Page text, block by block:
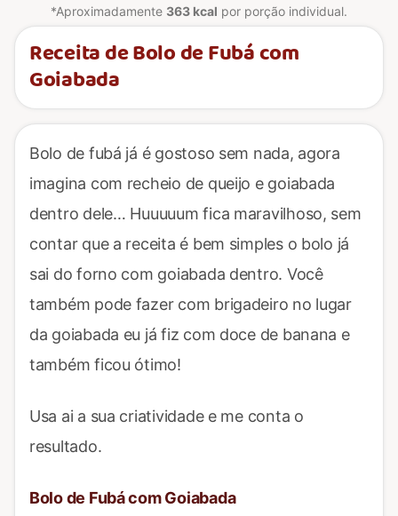
*Aproximadamente 363 kcal por porção individual.
Receita de Bolo de Fubá com
Goiabada
Bolo de fubá já é gostoso sem nada, agora
imagina com recheio de queijo e goiabada
dentro dele… Huuuuum fica maravilhoso, sem
contar que a receita é bem simples o bolo já
sai do forno com goiabada dentro. Você
também pode fazer com brigadeiro no lugar
da goiabada eu já fiz com doce de banana e
também ficou ótimo!
Usa ai a sua criatividade e me conta o
resultado.
Bolo de Fubá com Goiabada